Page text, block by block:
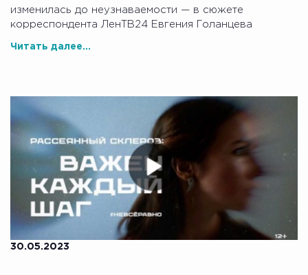
изменилась до неузнаваемости — в сюжете
корреспондента ЛенТВ24 Евгения Голанцева
Читать далее...
30.05.2023